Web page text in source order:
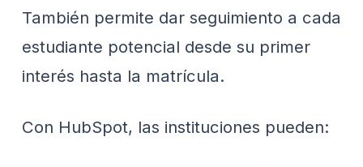
También permite dar seguimiento a cada
estudiante potencial desde su primer
interés hasta la matrícula.
Con HubSpot, las instituciones pueden: